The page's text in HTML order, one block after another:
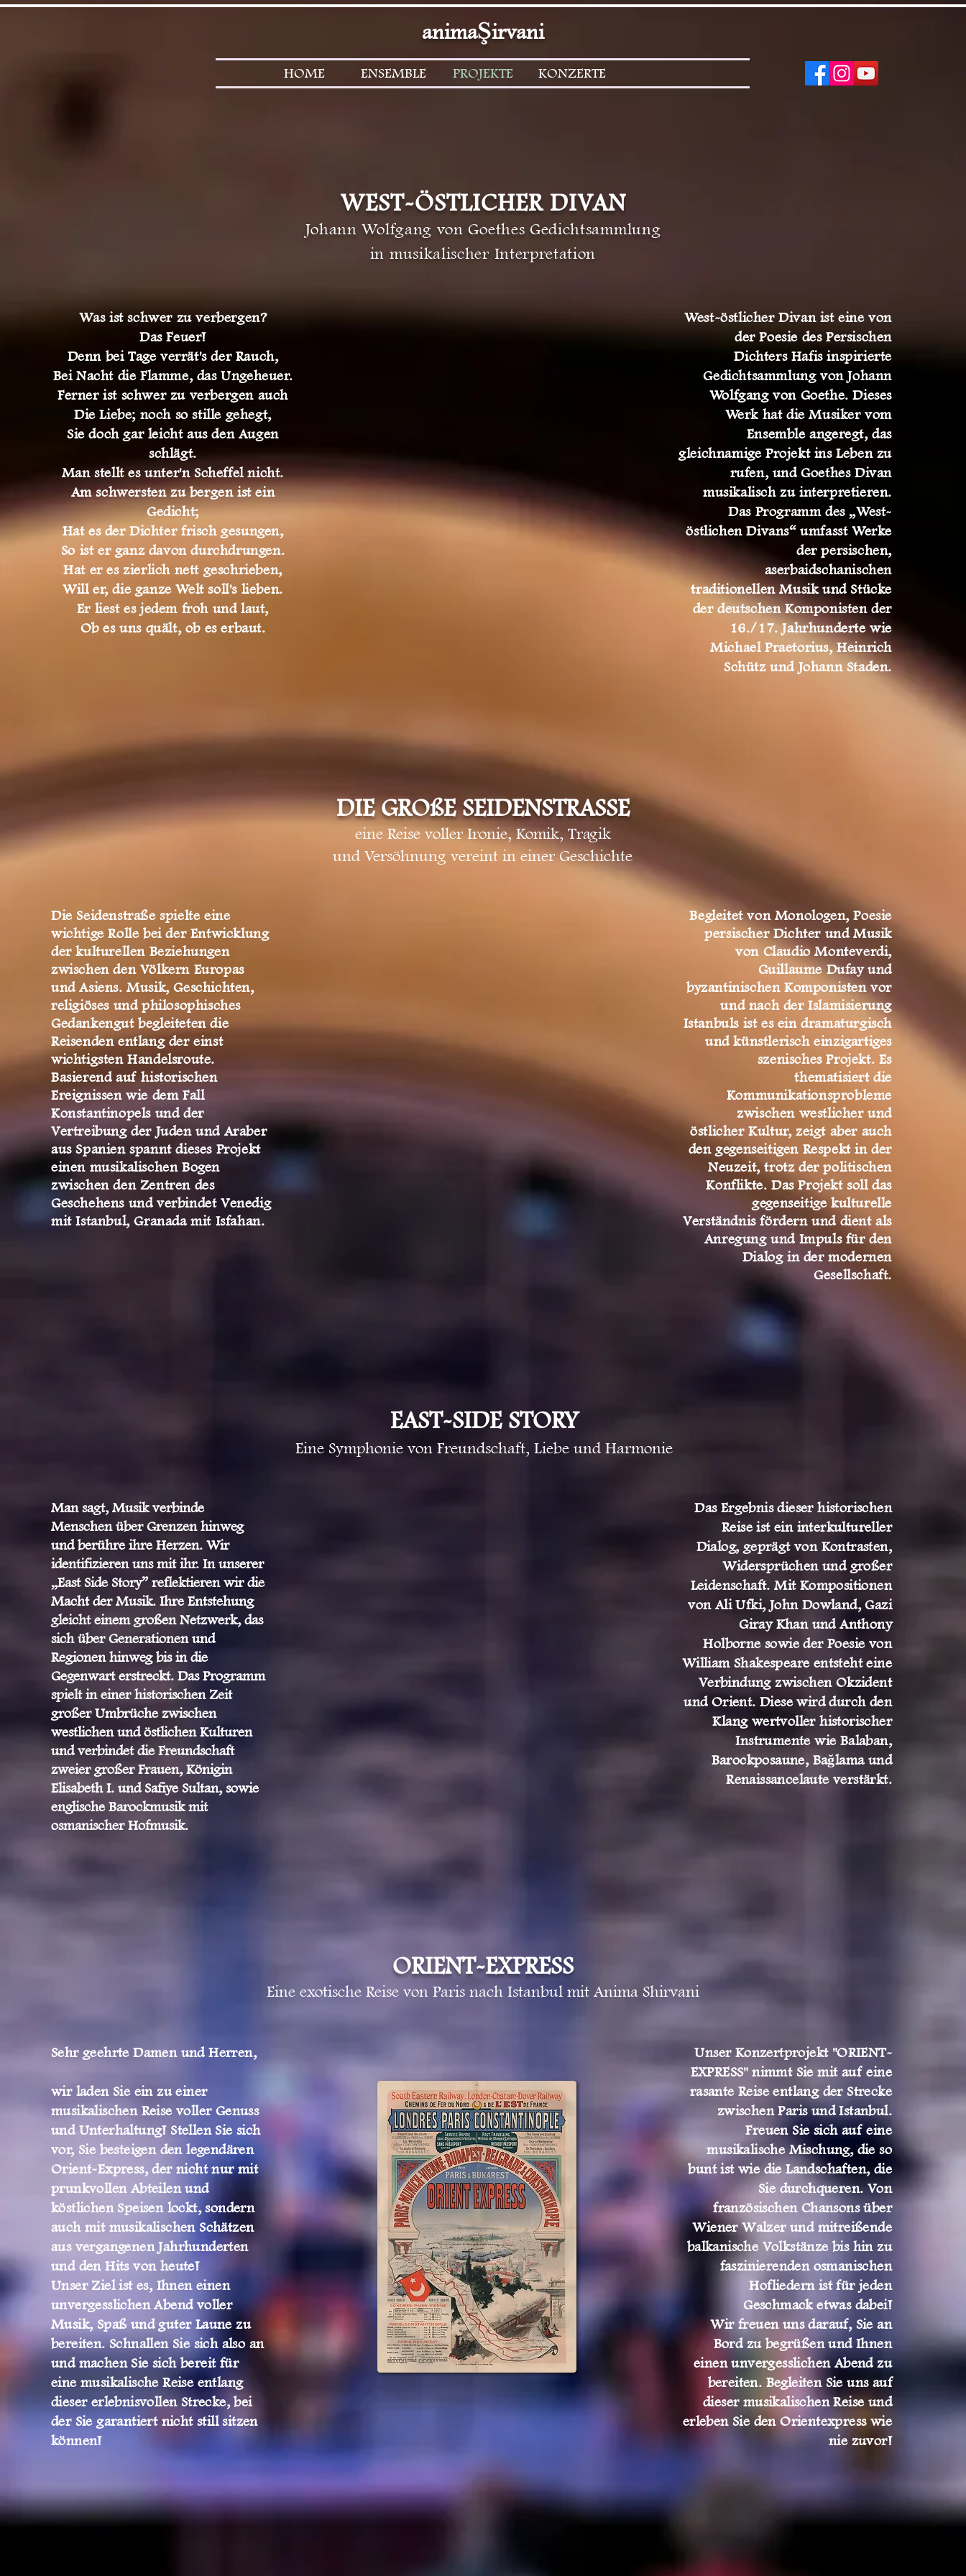
animaŞirvani
HOME ENSEMBLE PROJEKTE KONZERTE
WEST-ÖSTLICHER DIVAN
Johann Wolfgang von Goethes Gedichtsammlung
in musikalischer Interpretation
Was ist schwer zu verbergen?
Das Feuer!
Denn bei Tage verrät's der Rauch,
Bei Nacht die Flamme, das Ungeheuer.
Ferner ist schwer zu verbergen auch
Die Liebe; noch so stille gehegt,
Sie doch gar leicht aus den Augen
schlägt.
Man stellt es unter'n Scheffel nicht.
Am schwersten zu bergen ist ein
Gedicht;
Hat es der Dichter frisch gesungen,
So ist er ganz davon durchdrungen.
Hat er es zierlich nett geschrieben,
Will er, die ganze Welt soll's lieben.
Er liest es jedem froh und laut,
Ob es uns quält, ob es erbaut.
West-östlicher Divan ist eine von
der Poesie des Persischen
Dichters Hafis inspirierte
Gedichtsammlung von Johann
Wolfgang von Goethe. Dieses
Werk hat die Musiker vom
Ensemble angeregt, das
gleichnamige Projekt ins Leben zu
rufen, und Goethes Divan
musikalisch zu interpretieren.
Das Programm des „West-
östlichen Divans“ umfasst Werke
der persischen,
aserbaidschanischen
traditionellen Musik und Stücke
der deutschen Komponisten der
16./17. Jahrhunderte wie
Michael Praetorius, Heinrich
Schütz und Johann Staden.
DIE GROßE SEIDENSTRASSE
eine Reise voller Ironie, Komik, Tragik
und Versöhnung vereint in einer Geschichte
Die Seidenstraße spielte eine
wichtige Rolle bei der Entwicklung
der kulturellen Beziehungen
zwischen den Völkern Europas
und Asiens. Musik, Geschichten,
religiöses und philosophisches
Gedankengut begleiteten die
Reisenden entlang der einst
wichtigsten Handelsroute.
Basierend auf historischen
Ereignissen wie dem Fall
Konstantinopels und der
Vertreibung der Juden und Araber
aus Spanien spannt dieses Projekt
einen musikalischen Bogen
zwischen den Zentren des
Geschehens und verbindet Venedig
mit Istanbul, Granada mit Isfahan.
Begleitet von Monologen, Poesie
persischer Dichter und Musik
von Claudio Monteverdi,
Guillaume Dufay und
byzantinischen Komponisten vor
und nach der Islamisierung
Istanbuls ist es ein dramaturgisch
und künstlerisch einzigartiges
szenisches Projekt. Es
thematisiert die
Kommunikationsprobleme
zwischen westlicher und
östlicher Kultur, zeigt aber auch
den gegenseitigen Respekt in der
Neuzeit, trotz der politischen
Konflikte. Das Projekt soll das
gegenseitige kulturelle
Verständnis fördern und dient als
Anregung und Impuls für den
Dialog in der modernen
Gesellschaft.
EAST-SIDE STORY
Eine Symphonie von Freundschaft, Liebe und Harmonie
Man sagt, Musik verbinde
Menschen über Grenzen hinweg
und berühre ihre Herzen. Wir
identifizieren uns mit ihr. In unserer
„East Side Story” reflektieren wir die
Macht der Musik. Ihre Entstehung
gleicht einem großen Netzwerk, das
sich über Generationen und
Regionen hinweg bis in die
Gegenwart erstreckt. Das Programm
spielt in einer historischen Zeit
großer Umbrüche zwischen
westlichen und östlichen Kulturen
und verbindet die Freundschaft
zweier großer Frauen, Königin
Elisabeth I. und Safiye Sultan, sowie
englische Barockmusik mit
osmanischer Hofmusik.
Das Ergebnis dieser historischen
Reise ist ein interkultureller
Dialog, geprägt von Kontrasten,
Widersprüchen und großer
Leidenschaft. Mit Kompositionen
von Ali Ufki, John Dowland, Gazi
Giray Khan und Anthony
Holborne sowie der Poesie von
William Shakespeare entsteht eine
Verbindung zwischen Okzident
und Orient. Diese wird durch den
Klang wertvoller historischer
Instrumente wie Balaban,
Barockposaune, Bağlama und
Renaissancelaute verstärkt.
ORIENT-EXPRESS
Eine exotische Reise von Paris nach Istanbul mit Anima Shirvani
Sehr geehrte Damen und Herren,
wir laden Sie ein zu einer
musikalischen Reise voller Genuss
und Unterhaltung! Stellen Sie sich
vor, Sie besteigen den legendären
Orient-Express, der nicht nur mit
prunkvollen Abteilen und
köstlichen Speisen lockt, sondern
auch mit musikalischen Schätzen
aus vergangenen Jahrhunderten
und den Hits von heute!
Unser Ziel ist es, Ihnen einen
unvergesslichen Abend voller
Musik, Spaß und guter Laune zu
bereiten. Schnallen Sie sich also an
und machen Sie sich bereit für
eine musikalische Reise entlang
dieser erlebnisvollen Strecke, bei
der Sie garantiert nicht still sitzen
können!
Unser Konzertprojekt "ORIENT-
EXPRESS" nimmt Sie mit auf eine
rasante Reise entlang der Strecke
zwischen Paris und Istanbul.
Freuen Sie sich auf eine
musikalische Mischung, die so
bunt ist wie die Landschaften, die
Sie durchqueren. Von
französischen Chansons über
Wiener Walzer und mitreißende
balkanische Volkstänze bis hin zu
faszinierenden osmanischen
Hofliedern ist für jeden
Geschmack etwas dabei!
Wir freuen uns darauf, Sie an
Bord zu begrüßen und Ihnen
einen unvergesslichen Abend zu
bereiten. Begleiten Sie uns auf
dieser musikalischen Reise und
erleben Sie den Orientexpress wie
nie zuvor!